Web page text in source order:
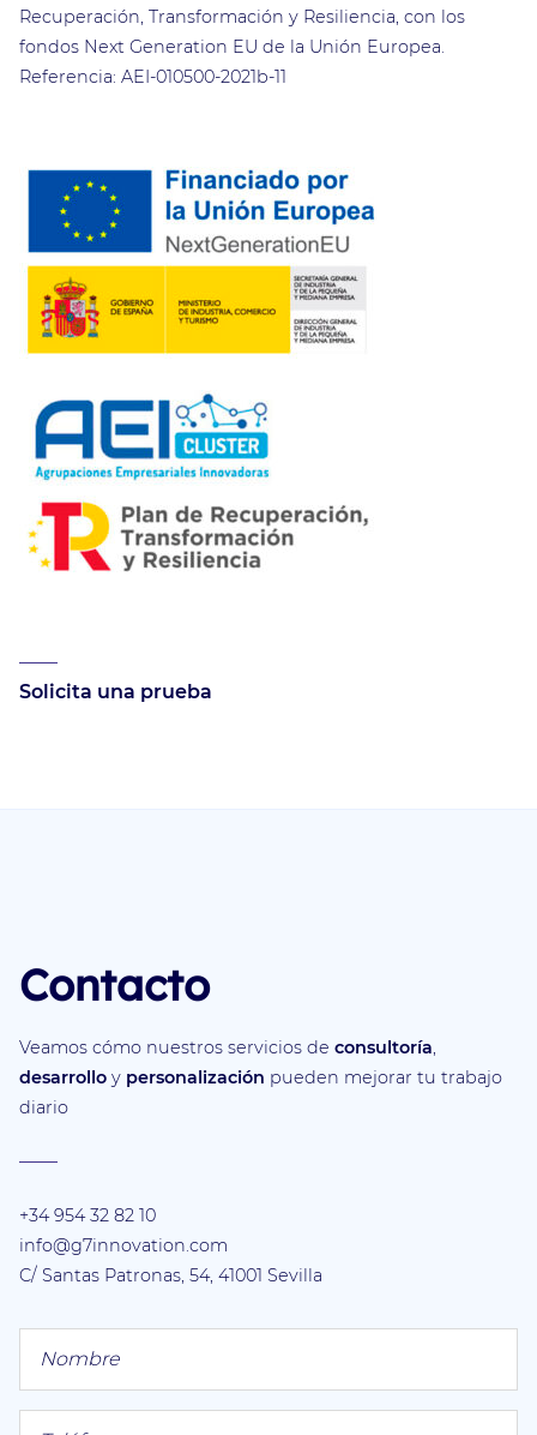
Recuperación, Transformación y Resiliencia, con los
fondos Next Generation EU de la Unión Europea.
Referencia: AEI-010500-2021b-11
Solicita una prueba
Contacto
Veamos cómo nuestros servicios de consultoría,
desarrollo y personalización pueden mejorar tu trabajo
diario
+34 954 32 82 10
info@g7innovation.com
C/ Santas Patronas, 54, 41001 Sevilla